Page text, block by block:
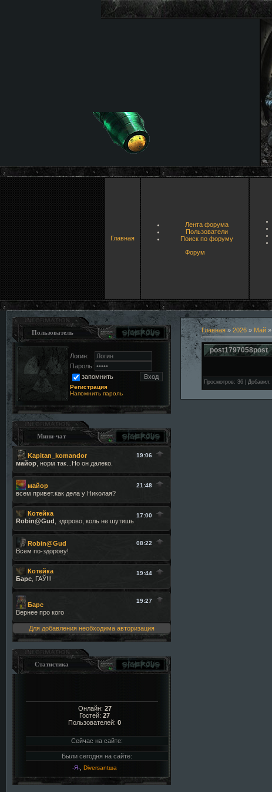
Главная
Лента форума
Пользователи
Поиск по форуму
Форум
Пользователь
Логин:
Пароль:
запомнить
Регистрация
Напомнить пароль
Мини-чат
Для добавления необходима авторизация
Статистика
Онлайн: 27
Гостей: 27
Пользователей: 0
Сейчас на сайте:
Были сегодня на сайте:
-Я- Diversantша
Главная» 2026 » Май »
post1797058post
Просмотров: 36 Добавил: